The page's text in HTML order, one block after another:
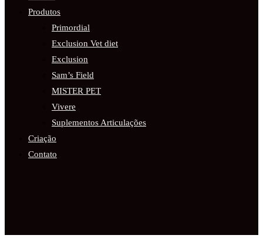
Produtos
Primordial
Exclusion Vet diet
Exclusion
Sam’s Field
MISTER PET
Vivere
Suplementos Articulações
Criação
Contato